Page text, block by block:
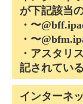
が下記該当
・〜
・〜
・アスタリ
記されてい
インターネ